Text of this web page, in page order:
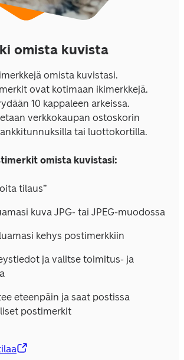
omista kuvista
omista kuvistasi.
ovat kotimaan ikimerkkejä.
10 kappaleen arkeissa.
verkkokaupan ostoskorin
tai luottokortilla.
omista kuvistasi:
tilaus”
kuva JPG- tai JPEG-muodossa
kehys postimerkkiin
ja valitse toimitus- ja
eteenpäin ja saat postissa
postimerkit